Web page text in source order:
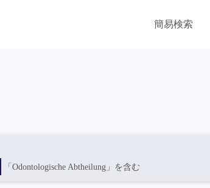
簡易検索
「Odontologische Abtheilung」を含む